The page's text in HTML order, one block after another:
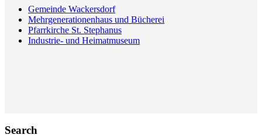
Gemeinde Wackersdorf
Mehrgenerationenhaus und Bücherei
Pfarrkirche St. Stephanus
Industrie- und Heimatmuseum
Search